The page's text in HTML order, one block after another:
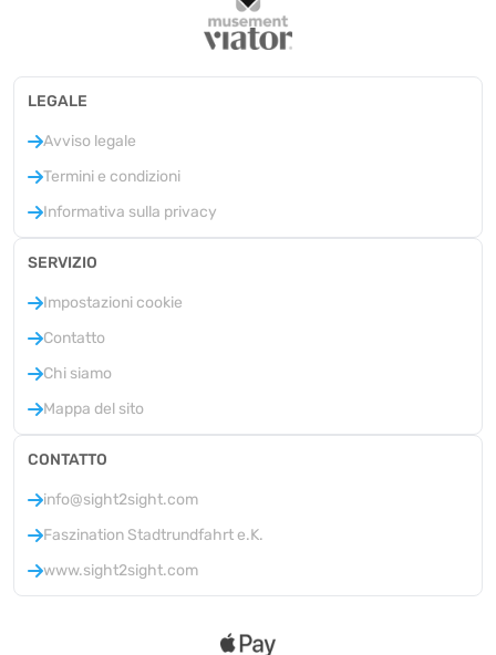
LEGALE
Avviso legale
Termini e condizioni
Informativa sulla privacy
SERVIZIO
Impostazioni cookie
Contatto
Chi siamo
Mappa del sito
CONTATTO
info@sight2sight.com
Faszination Stadtrundfahrt e.K.
www.sight2sight.com